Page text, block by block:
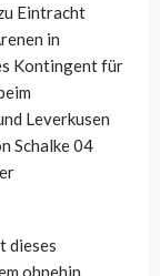
Eintracht
in
Kontingent für
Leverkusen
Schalke 04
dieses
ohnehin